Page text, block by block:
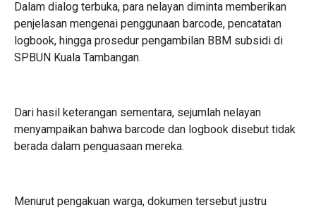
Dalam dialog terbuka, para nelayan diminta memberikan
penjelasan mengenai penggunaan barcode, pencatatan
logbook, hingga prosedur pengambilan BBM subsidi di
SPBUN Kuala Tambangan.
Dari hasil keterangan sementara, sejumlah nelayan
menyampaikan bahwa barcode dan logbook disebut tidak
berada dalam penguasaan mereka.
Menurut pengakuan warga, dokumen tersebut justru